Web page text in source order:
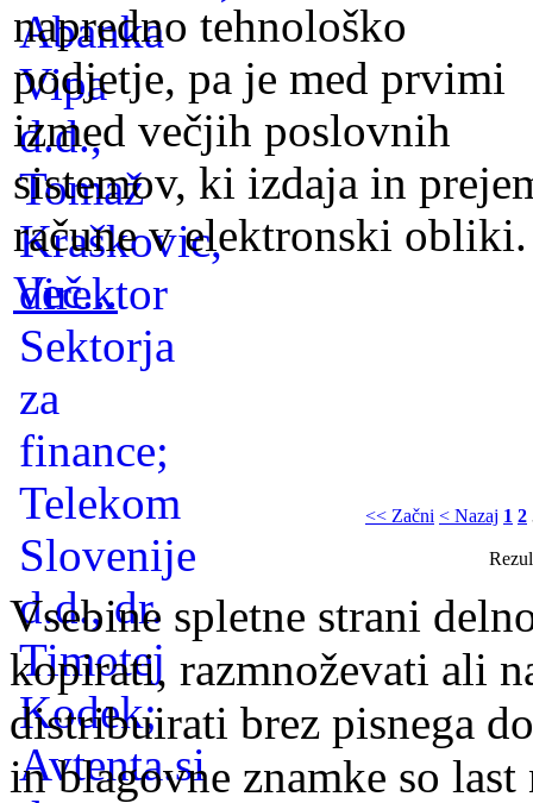
napredno tehnološko
podjetje, pa je med prvimi
izmed večjih poslovnih
sistemov, ki izdaja in
račune v elektronski obliki.
Več...
<< Začni < Nazaj 1 2
Vsebine spletne strani
kopirati, razmnoževati ali
distribuirati brez pisnega
in blagovne znamke so